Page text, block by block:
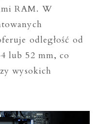
RAM. W
odległość od
lub 52 mm, co
wysokich